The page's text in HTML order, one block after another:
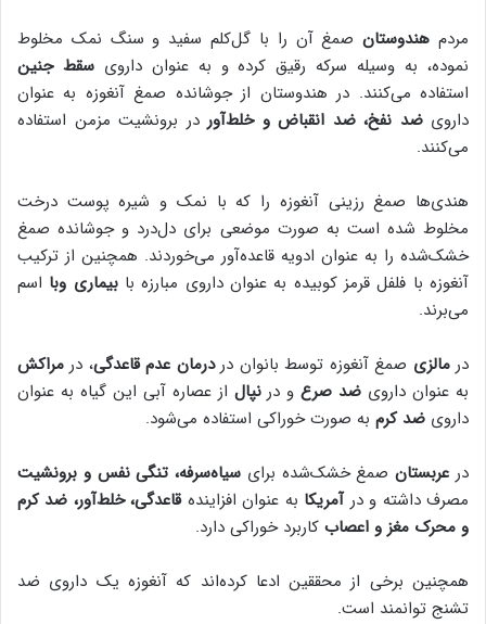
مردم هندوستانصمغ آن را با گل‌کلم سفید و سنگ نمک مخلوط
نموده، به وسیله سرکه رقیق کرده و به عنوان دارویسقط جنین
استفاده می‌کنند. در هندوستان از جوشانده صمغ آنغوزه به عنوان
دارویضد نفخ، ضد انقباض و خلط‌آوردر برونشیت مزمن استفاده
می‌کنند.
هندی‌ها صمغ رزینی آنغوزه را که با نمک و شیره پوست درخت
مخلوط شده است به صورت موضعی برای دل‌درد و جوشانده صمغ
خشک‌شده را به عنوان ادویه قاعده‌آور می‌خوردند. همچنین از ترکیب
آنغوزه با فلفل قرمز کوبیده به عنوان داروی مبارزه بابیماری وبا اسم
می‌برند.
درمالزی صمغ آنغوزه توسط بانوان دردرمان عدم قاعدگی، در مراکش
به عنوان داروی ضد صرعو درنپال از عصاره آبی این گیاه به عنوان
داروی ضد کرم به صورت خوراکی استفاده می‌شود.
در عربستانصمغ خشک‌شده برای سیاه‌سرفه، تنگی نفس و برونشیت
مصرف داشته و درآمریکا به عنوان افزایندهقاعدگی، خلط‌آور، ضد کرم
و محرک مغز و اعصاب کاربرد خوراکی دارد.
همچنین برخی از محققین ادعا کرده‌اند که آنغوزه یک داروی ضد
تشنج توانمند است.